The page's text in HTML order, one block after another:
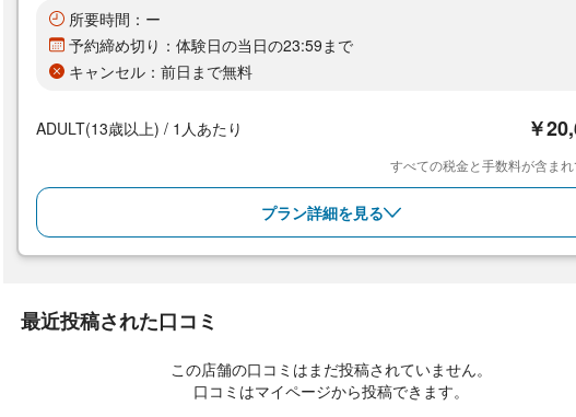
所要時間：ー
予約締め切り：体験日の当日の23:59まで
キャンセル：前日まで無料
ADULT(13歳以上) / 1人あたり ￥
すべての税金と手数料が含ま
プラン詳細を見る
最近投稿された口コミ
この店舗の口コミはまだ投稿されていません。
口コミはマイページから投稿できます。